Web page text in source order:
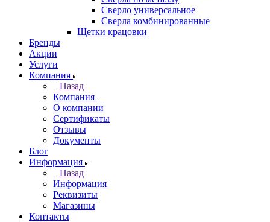
Сверло универсальное
Сверла комбинированные
Щетки крацовки
Бренды
Акции
Услуги
Компания
Назад
Компания
О компании
Сертификаты
Отзывы
Документы
Блог
Информация
Назад
Информация
Реквизиты
Магазины
Контакты